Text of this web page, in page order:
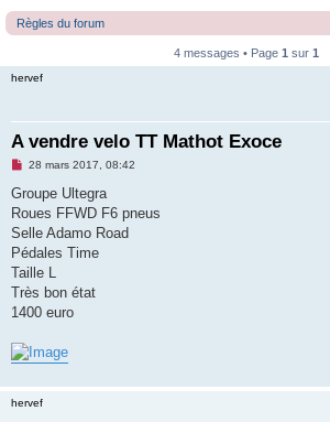
Règles du forum
4 messages • Page 1 sur 1
hervef
A vendre velo TT Mathot Exoce
M
s
a
g
n
o
l
u
28 mars 2017, 08:42
Groupe Ultegra
Roues FFWD F6 pneus
Selle Adamo Road
Pédales Time
Taille L
Très bon état
1400 euro
hervef